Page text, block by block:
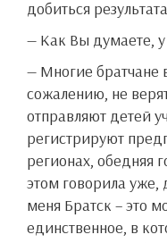
добиться
— Как Вы думаете,
— Многие братчане
сожалению, не
отправляют детей
регистрируют
регионах, обедняя
этом говорила уже,
меня Братск – это
единственное, в